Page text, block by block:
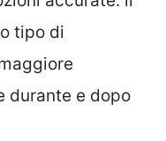
tipo di
durante e dopo